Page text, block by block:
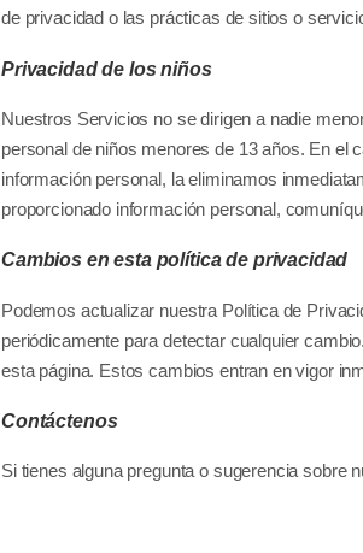
de privacidad o las prácticas de sitios o
Privacidad de los niños
Nuestros Servicios no se dirigen a nadie
personal de niños menores de 13 años. En el
información personal, la eliminamos
proporcionado información personal,
Cambios en esta política de privacidad
Podemos actualizar nuestra Política de
periódicamente para detectar cualquier
esta página. Estos cambios entran en vigor
Contáctenos
Si tienes alguna pregunta o sugerencia sobre